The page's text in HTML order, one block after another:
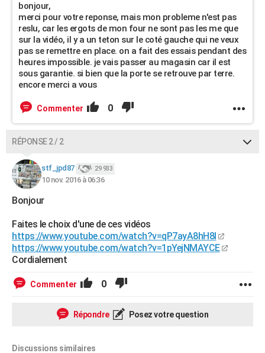
bonjour,
merci pour votre reponse, mais mon probleme n'est pas
reslu, car les ergots de mon four ne sont pas les me que
sur la vidéo, il y a un teton sur le coté gauche qui ne veux
pas se remettre en place. on a fait des essais pendant des
heures impossible. je vais passer au magasin car il est
sous garantie. si bien que la porte se retrouve par terre.
encore merci a vous
Commenter 0
RÉPONSE 2 / 2
stf_jpd87 29 933
10 nov. 2016 à 06:36
Bonjour
Faites le choix d'une de ces vidéos
https://www.youtube.com/watch?v=qP7ayA8hH8I
https://www.youtube.com/watch?v=1pYejNMAYCE
Cordialement
Commenter 0
Répondre Posez votre question
Discussions similaires